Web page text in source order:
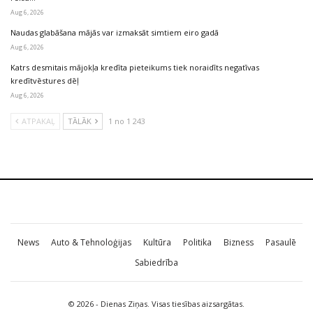
Aug 6, 2026
Naudas glabāšana mājās var izmaksāt simtiem eiro gadā
Aug 6, 2026
Katrs desmitais mājokļa kredīta pieteikums tiek noraidīts negatīvas
kredītvēstures dēļ
Aug 6, 2026
ATPAKAĻ TĀLĀK 1 no 1 243
News Auto & Tehnoloģijas Kultūra Politika Bizness
Pasaulē
Sabiedrība
© 2026 - Dienas Ziņas. Visas tiesības aizsargātas.